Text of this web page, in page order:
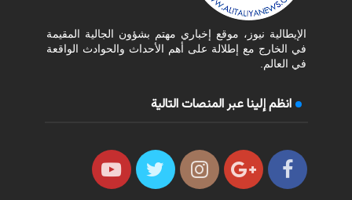
الإيطالية نيوز، موقع إخباري مهتم بشؤون الجالية المقيمة
في الخارج مع إطلالة على أهم الأحداث والحوادث الواقعة
في العالم.
انظم إلينا عبر المنصات التالية